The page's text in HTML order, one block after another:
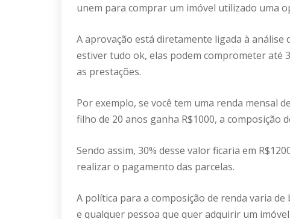
unem para comprar um imóvel utilizado uma
A aprovação está diretamente ligada à análise
estiver tudo ok, elas podem comprometer até
as prestações.
Por exemplo, se você tem uma renda mensal
filho de 20 anos ganha R$1000, a composição
Sendo assim, 30% desse valor ficaria em
realizar o pagamento das parcelas.
A política para a composição de renda varia
e qualquer pessoa que quer adquirir um